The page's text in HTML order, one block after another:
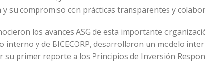
y su compromiso con prácticas transparentes y
los avances ASG de esta importante
interno y de BICECORP, desarrollaron un modelo
su primer reporte a los Principios de Inversión